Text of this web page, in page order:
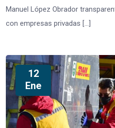
Manuel López Obrador
con empresas privadas […]
12
Ene